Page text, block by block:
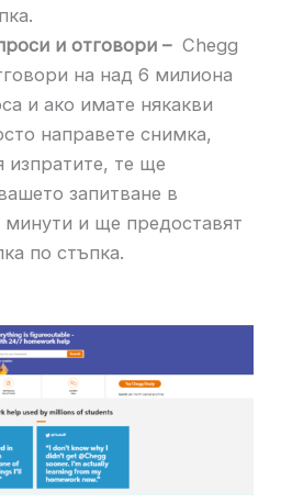
и отговори – Chegg
на над 6 милиона
и ако имате някакви
направете снимка,
изпратите, те ще
запитване в
минути и ще предоставят
по стъпка.